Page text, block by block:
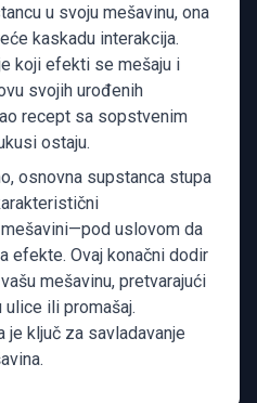
u svoju mešavinu, ona
kaskadu interakcija.
koji efekti se mešaju i
svojih urođenih
recept sa sopstvenim
ostaju.
osnovna supstanca stupa
uslovom da
efekte. Ovaj konačni dodir
mešavinu, pretvarajući
ili promašaj.
je ključ za savladavanje